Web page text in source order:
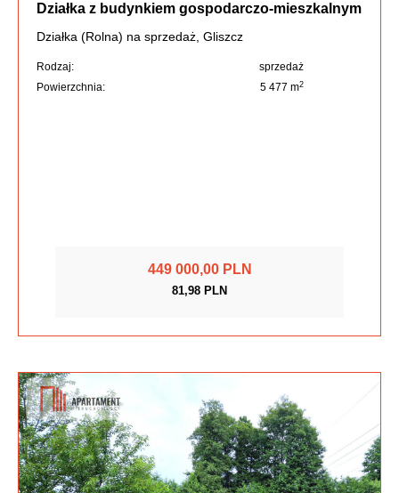
Działka z budynkiem gospodarczo-mieszkalnym
Działka (Rolna) na sprzedaż, Gliszcz
Rodzaj:
sprzedaż
Powierzchnia:
5 477 m2
449 000,00 PLN
81,98 PLN